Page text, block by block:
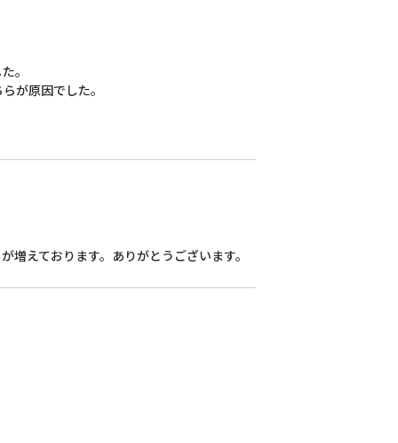
。
が原因でした。
えております。ありがとうございます。